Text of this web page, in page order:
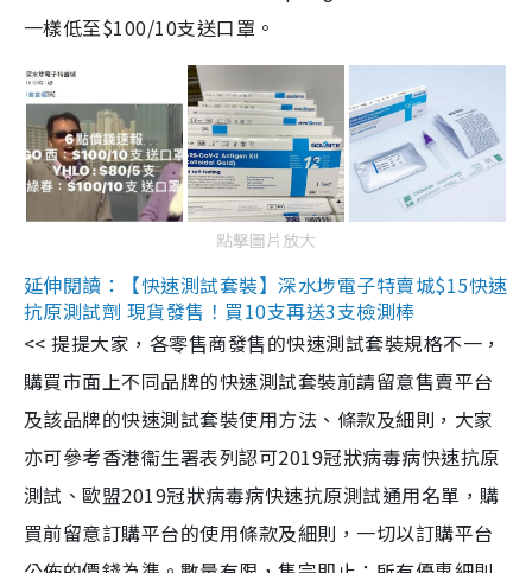
一樣低至$100/10支送口罩。
點擊圖片放大
延伸閱讀：【快速測試套裝】深水埗電子特賣城$15快速
抗原測試劑 現貨發售！買10支再送3支檢測棒
<< 提提大家，各零售商發售的快速測試套裝規格不一，
購買市面上不同品牌的快速測試套裝前請留意售賣平台
及該品牌的快速測試套裝使用方法、條款及細則，大家
亦可參考香港衞生署表列認可2019冠狀病毒病快速抗原
測試、歐盟2019冠狀病毒病快速抗原測試通用名單，購
買前留意訂購平台的使用條款及細則，一切以訂購平台